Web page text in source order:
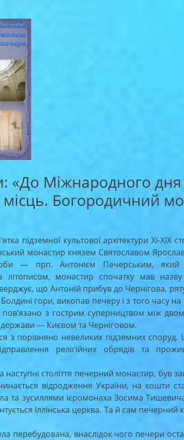
«До Міжнародного дня
місць. Богородичний
підземної культової архітектури XI-XIX
монастир князем Святославом
— прп. Антонієм Печерським,
літописом, монастир спочатку мав
що Антоній прибув до Чернігова,
гори, викопав печеру і з того часу
пов’язано з гострим суперництвом між
— Києвом та Черніговом.
з порівняно невеликих підземних споруд.
релігійних обрядів та
століття печерний монастир, був
відродження України, на кошти
та зусиллями ієромонаха Зосима
Іллінська церква. Та й сам печерний
перебудована, внаслідок чого печери